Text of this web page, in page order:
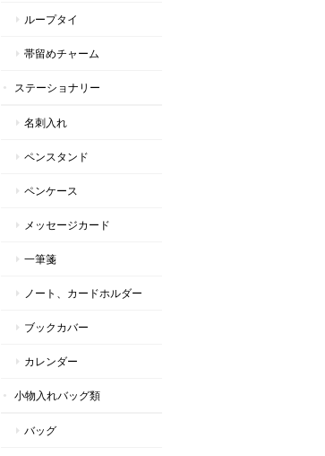
ループタイ
帯留めチャーム
ステーショナリー
名刺入れ
ペンスタンド
ペンケース
メッセージカード
一筆箋
ノート、カードホルダー
ブックカバー
カレンダー
小物入れバッグ類
バッグ